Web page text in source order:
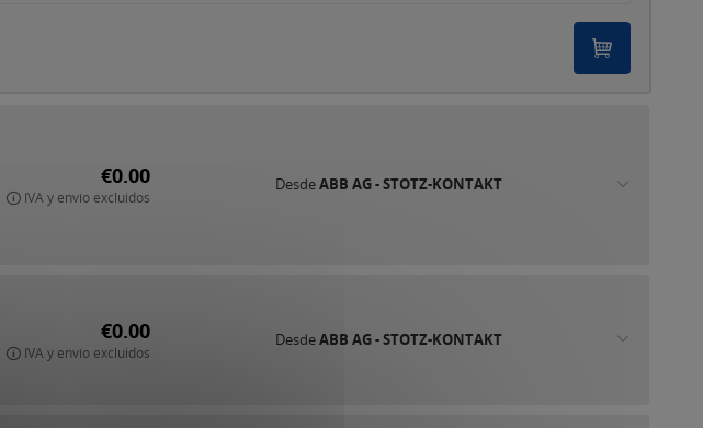
€0.00
IVA y envío excluidos
DesdeABB AG - STOTZ-KONTAKT
€0.00
IVA y envío excluidos
DesdeABB AG - STOTZ-KONTAKT